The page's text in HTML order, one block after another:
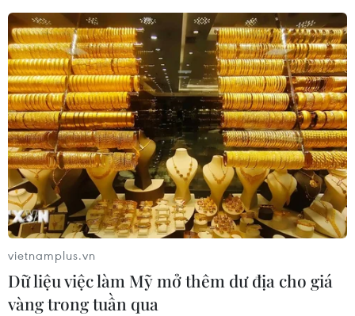
vietnamplus.vn
Dữ liệu việc làm Mỹ mở thêm dư địa cho giá
vàng trong tuần qua